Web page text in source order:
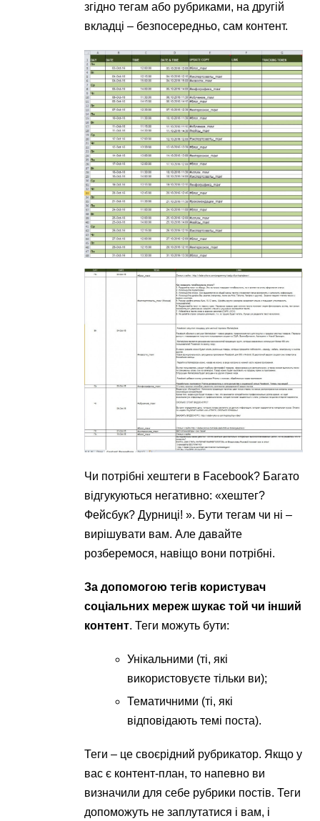
згідно тегам або рубриками, на другій
вкладці – безпосередньо, сам контент.
Чи потрібні хештеги в Facebook? Багато
відгукуються негативно: «хештег?
Фейсбук? Дурниці! ». Бути тегам чи ні –
вирішувати вам. Але давайте
розберемося, навіщо вони потрібні.
За допомогою тегів користувач
соціальних мереж шукає той чи інший
контент. Теги можуть бути:
Унікальними (ті, які
використовуєте тільки ви);
Тематичними (ті, які
відповідають темі поста).
Теги – це своєрідний рубрикатор. Якщо у
вас є контент-план, то напевно ви
визначили для себе рубрики постів. Теги
допоможуть не заплутатися і вам, і